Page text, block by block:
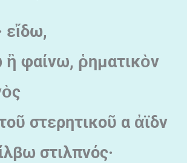
εἴδω,
ἢ φαίνω, ῥηματικὸν
ὸς
ῦ στερητικοῦ α ἀϊδν
στιλπνός·